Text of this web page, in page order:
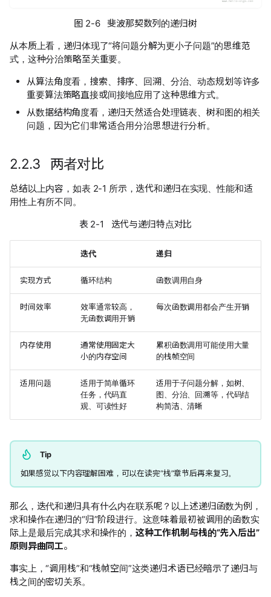
图 2-6 斐波那契数列的递归树
从本质上看，递归体现了“将问题分解为更小子问题”的思维范
式，这种分治策略至关重要。
从算法角度看，搜索、排序、回溯、分治、动态规划等许多
重要算法策略直接或间接地应用了这种思维方式。
从数据结构角度看，递归天然适合处理链表、树和图的相关
问题，因为它们非常适合用分治思想进行分析。
2.2.3 两者对比
总结以上内容，如表 2-1 所示，迭代和递归在实现、性能和适
用性上有所不同。
表 2-1 迭代与递归特点对比
迭代 递归
实现方式 循环结构 函数调用自身
时间效率
效率通常较高，
无函数调用开销
每次函数调用都会产生开销
内存使用
通常使用固定大
小的内存空间
累积函数调用可能使用大量
的栈帧空间
适用问题
适用于简单循环
任务，代码直
观、可读性好
适用于子问题分解，如树、
图、分治、回溯等，代码结
构简洁、清晰
Tip
如果感觉以下内容理解困难，可以在读完“栈”章节后再来复习。
那么，迭代和递归具有什么内在联系呢？以上述递归函数为例，
求和操作在递归的“归”阶段进行。这意味着最初被调用的函数实
际上是最后完成其求和操作的， 这种工作机制与栈的“先入后出”
原则异曲同工。
事实上，“调用栈”和“栈帧空间”这类递归术语已经暗示了递归与
栈之间的密切关系。